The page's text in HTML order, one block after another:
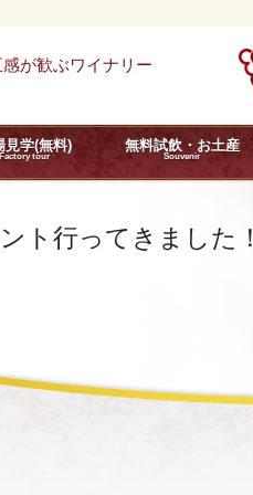
が歓ぶワイナリー
見学(無料)
Factory tour
無料試飲・お土産
Souvenir
ト行ってきました！